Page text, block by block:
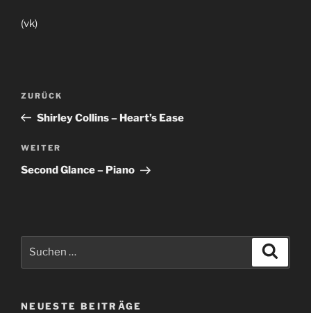
(vk)
Beitragsnavigation
Vorheriger
Beitrag
ZURÜCK
Shirley Collins – Heart’s Ease
Nächster
Beitrag
WEITER
Second Glance – Piano
NEUESTE BEITRÄGE